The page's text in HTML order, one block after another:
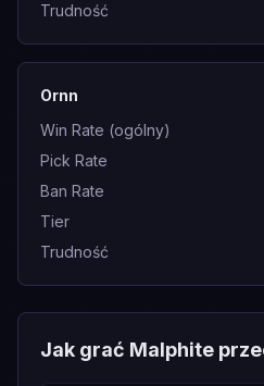
Trudność
Ornn
Win Rate (ogólny)
Pick Rate
Ban Rate
Tier
Trudność
Jak grać Malphite